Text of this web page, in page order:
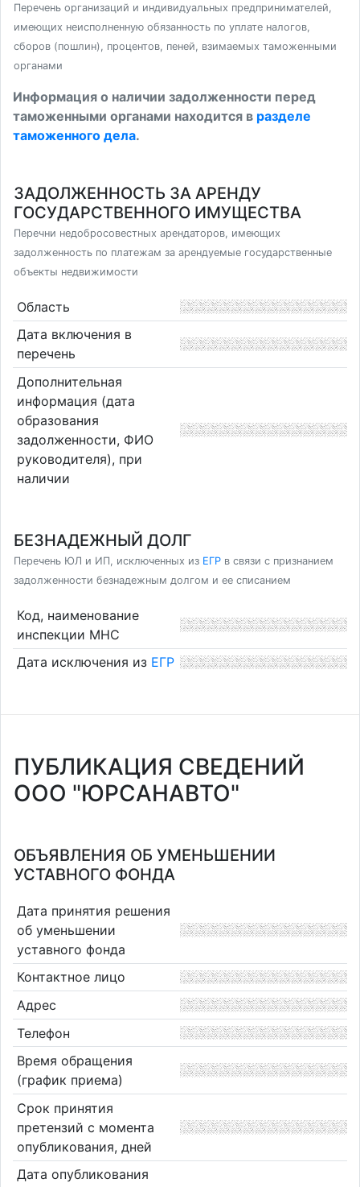
Перечень организаций и индивидуальных предпринимателей,
имеющих неисполненную обязанность по уплате налогов,
сборов (пошлин), процентов, пеней, взимаемых таможенными
органами
Информация о наличии задолженности перед
таможенными органами находится в разделе
таможенного дела.
ЗАДОЛЖЕННОСТЬ ЗА АРЕНДУ
ГОСУДАРСТВЕННОГО ИМУЩЕСТВА
Перечни недобросовестных арендаторов, имеющих
задолженность по платежам за арендуемые государственные
объекты недвижимости
Область
Дата включения в
перечень
Дополнительная
информация (дата
образования
задолженности, ФИО
руководителя), при
наличии
БЕЗНАДЕЖНЫЙ ДОЛГ
Перечень ЮЛ и ИП, исключенных из ЕГР в связи с признанием
задолженности безнадежным долгом и ее списанием
Код, наименование
инспекции МНС
Дата исключения из ЕГР
ПУБЛИКАЦИЯ СВЕДЕНИЙ
ООО "ЮРСАНАВТО"
ОБЪЯВЛЕНИЯ ОБ УМЕНЬШЕНИИ
УСТАВНОГО ФОНДА
Дата принятия решения
об уменьшении
уставного фонда
Контактное лицо
Адрес
Телефон
Время обращения
(график приема)
Срок принятия
претензий с момента
опубликования, дней
Дата опубликования